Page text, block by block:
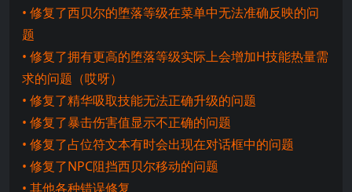
• 修复了西贝尔的堕落等级在菜单中无法准确反映的问
题
• 修复了拥有更高的堕落等级实际上会增加H技能热量需
求的问题（哎呀）
• 修复了精华吸取技能无法正确升级的问题
• 修复了暴击伤害值显示不正确的问题
• 修复了占位符文本有时会出现在对话框中的问题
• 修复了NPC阻挡西贝尔移动的问题
• 其他各种错误修复